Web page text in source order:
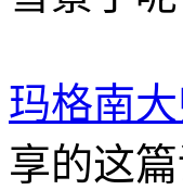
玛格南
享的这